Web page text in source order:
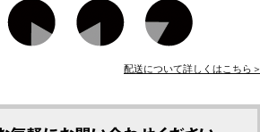
配送について詳しくはこちら＞